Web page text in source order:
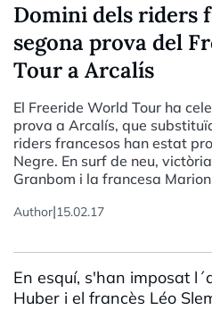
Domini dels riders
segona prova del
Tour a Arcalís
El Freeride World Tour ha
prova a Arcalís, que
riders francesos han estat
Negre. En surf de neu,
Granbom i la francesa
Author|15.02.17
En esquí, s'han imposat
Huber i el francès Léo